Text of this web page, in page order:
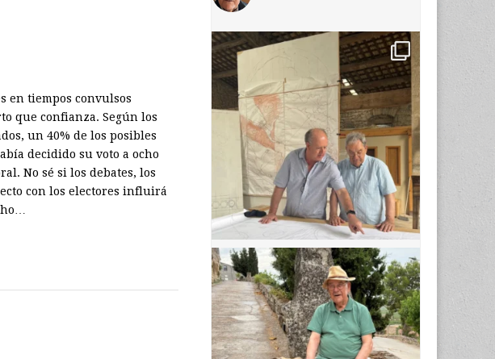
en tiempos convulsos
que confianza. Según los
un 40% de los posibles
decidido su voto a ocho
No sé si los debates, los
con los electores influirá